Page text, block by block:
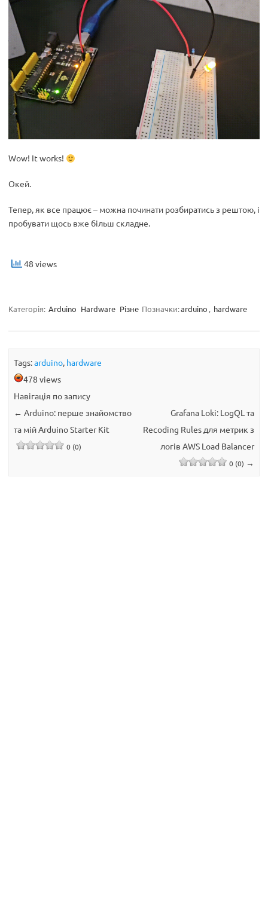
Wow! It works!
Окей.
Тепер, як все працює – можна починати розбиратись з рештою, і
пробувати щось вже більш складне.
48 views
Категорія: Arduino Hardware Різне Позначки:arduino , hardware
Tags:arduino, hardware
478 views
Навігація по запису
← Arduino: перше знайомство
та мій Arduino Starter Kit
0 (0)
Grafana Loki: LogQL та
Recoding Rules для метрик з
логів AWS Load Balancer
0 (0) →